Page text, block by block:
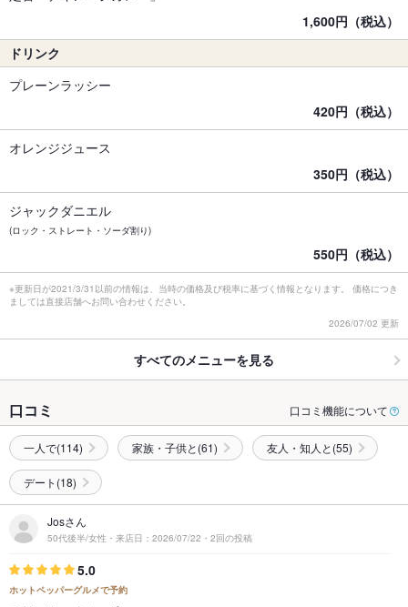
1,600円（税込）
ドリンク
プレーンラッシー
420円（税込）
オレンジジュース
350円（税込）
ジャックダニエル
(ロック・ストレート・ソーダ割り)
550円（税込）
※更新日が2021/3/31以前の情報は、当時の価格及び税率に基づく情報となります。 価格につき
ましては直接店舗へお問い合わせください。
2026/07/02 更新
すべてのメニューを見る
口コミ 口コミ機能について
一人で(114) 家族・子供と(61) 友人・知人と(55)
デート(18)
Josさん
50代後半/女性・来店日：2026/07/22・2回の投稿
5.0
ホットペッパーグルメで予約